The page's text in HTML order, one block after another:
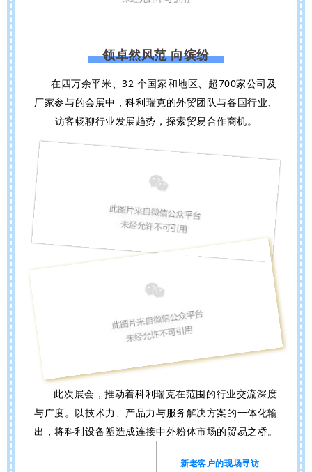
领卓然风范 向缤纷
在四万余平米、32 个国家和地区、超700家公司及
厂家参与的会展中，科利瑞克的外贸团队与各国行业、
访客畅聊行业发展趋势，探索贸易合作商机。
此次展会，推动着科利瑞克在范围的行业交流深度
与广度。 以技术力、产品力与服务解决方案的一体化输
出，将科利设备塑造成连接中外粉体市场的贸易之桥。
新老客户的现场寻访